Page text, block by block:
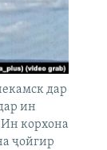
дар
ин
корхона
ҷойгир